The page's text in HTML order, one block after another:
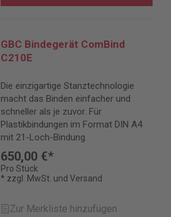
GBC Bindegerät ComBind
C210E
Die einzigartige Stanztechnologie
macht das Binden einfacher und
schneller als je zuvor. Für
Plastikbindungen im Format DIN A4
mit 21-Loch-Bindung.
650,00 €*
Pro Stück
* zzgl. MwSt. und Versand
Zur Merkliste hinzufügen